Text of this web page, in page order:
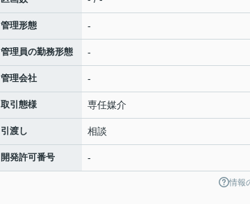
管理形態 -
管理員の勤務形態 -
管理会社 -
取引態様 専任媒介
引渡し 相談
開発許可番号 -
情報